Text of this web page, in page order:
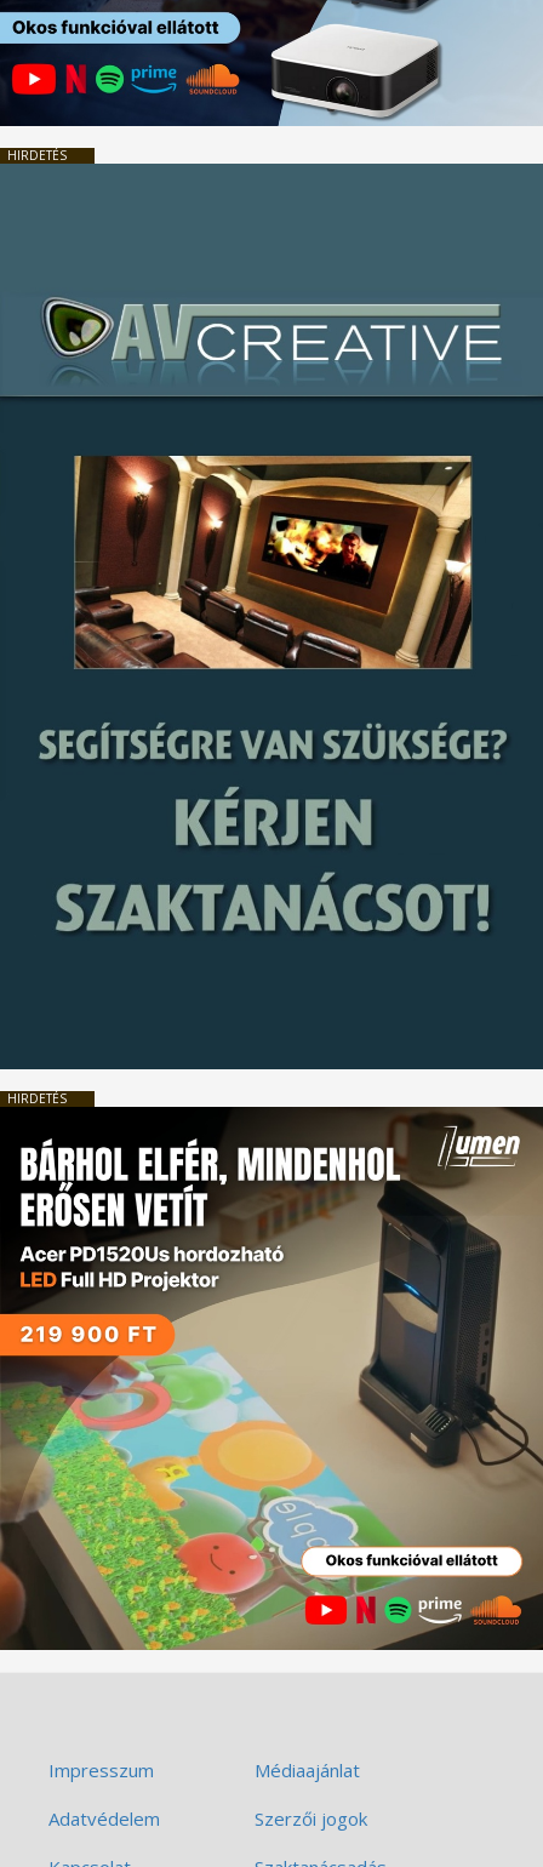
HIRDETÉS
HIRDETÉS
Impresszum
Médiaajánlat
Adatvédelem
Szerzői jogok